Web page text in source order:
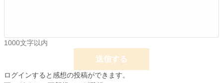
お気に入り 324
文字数 168,607
1000文字以内
送信する
ログインすると感想の投稿ができます。